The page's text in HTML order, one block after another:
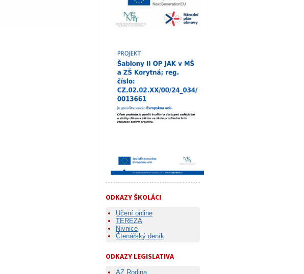
ODKAZY ŠKOLÁCI
Učení online
TEREZA
Nivnice
Čtenářský deník
ODKAZY LEGISLATIVA
AZ Rodina